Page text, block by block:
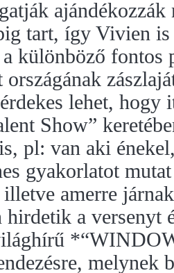
ajándékozzák
tart, így Vivien
különböző fontos
országának
lehet, hogy
Show”
pl: van aki
gyakorlatot mutat
amerre
a versenyt
melynek